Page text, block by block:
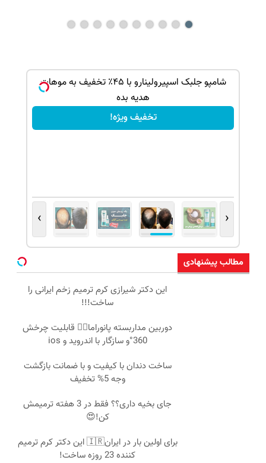
شامپو جلبک اسپیرولینارو با ۴۵٪ تخفیف به موهات
هدیه بده
تخفیف ویژه!
‹
›
مطالب پیشنهادی
این دکتر شیرازی کرم ترمیم زخم ایرانی را
ساخت!!!
دوربین مداربسته پانوراما👈🏻 قابلیت چرخش
360°و سازگار با اندروید و ios
ساخت دندان با کیفیت و با ضمانت بازگشت
وجه 5% تخفیف
جای بخیه داری؟؟ فقط در 3 هفته ترمیمش
کن!😍
برای اولین بار در ایران🇮🇷 این دکتر کرم ترمیم
کننده 23 روزه ساخت!